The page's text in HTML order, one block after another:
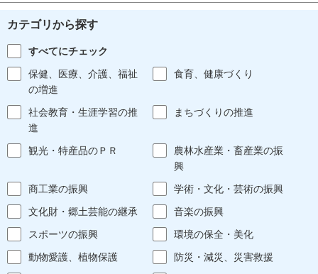
カテゴリから探す
すべてにチェック
保健、医療、介護、福祉
の増進
食育、健康づくり
社会教育・生涯学習の推
進
まちづくりの推進
観光・特産品のＰＲ
農林水産業・畜産業の振
興
商工業の振興
学術・文化・芸術の振興
文化財・郷土芸能の継承
音楽の振興
スポーツの振興
環境の保全・美化
動物愛護、植物保護
防災・減災、災害救援